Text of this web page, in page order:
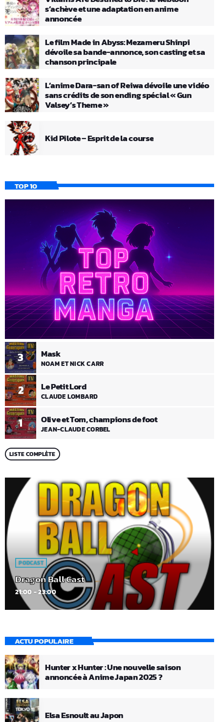
s’achève et une adaptation en anime
annoncée
Le film Made in Abyss: Mezameru Shinpi
dévoile sa bande-annonce, son casting et sa
chanson principale
L’anime Dara-san of Reiwa dévoile une vidéo
sans crédits de son ending spécial « Gun
Valsey’s Theme »
Kid Pilote – Esprit de la course
TOP 10
1 Olive et Tom, champions de foot
JEAN-CLAUDE CORBEL
2 Le Petit Lord
CLAUDE LOMBARD
3 Mask
NOAM ET NICK CARR
LISTE COMPLÈTE
PODCAST
Dragon Ball Cast
21:00 - 23:00
ACTU POPULAIRE
Hunter x Hunter : Une nouvelle saison
annoncée à Anime Japan 2025 ?
Elsa Esnoult au Japon